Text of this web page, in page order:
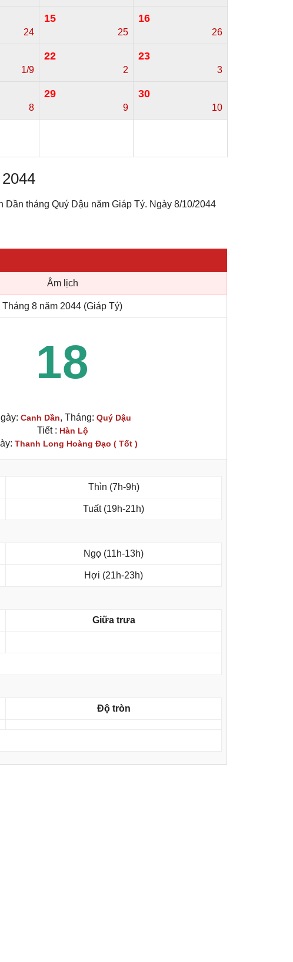
24
15
25
16
26
1/9
22
2
23
3
8
29
9
30
10
tháng Quý Dậu năm Giáp Tý. Ngày 8/10/2044
Âm lịch
Tháng 8 năm 2044 (Giáp Tý)
18
Canh Dần, Tháng: Quý Dậu
Tiết : Hàn Lộ
Thanh Long Hoàng Đạo ( Tốt )
Thìn (7h-9h)
Tuất (19h-21h)
Ngọ (11h-13h)
Hợi (21h-23h)
Giữa trưa
Độ tròn